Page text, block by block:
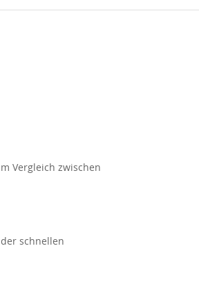
Vergleich zwischen
schnellen